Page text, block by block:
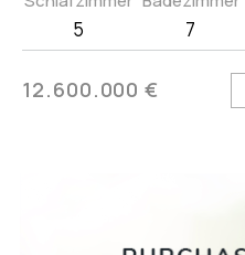
5 7
12.600.000 €